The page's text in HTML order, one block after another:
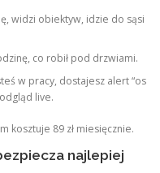
widzi obiektyw, idzie do sąsi
co robił pod drzwiami.
w pracy, dostajesz alert “os
live.
kosztuje 89 zł miesięcznie.
najlepiej